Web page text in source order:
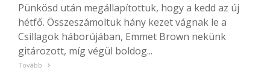
Pünkösd után megállapítottuk, hogy a kedd az új
hétfő. Összeszámoltuk hány kezet vágnak le a
Csillagok háborújában, Emmet Brown nekünk
gitározott, míg végül boldog...
Tovább